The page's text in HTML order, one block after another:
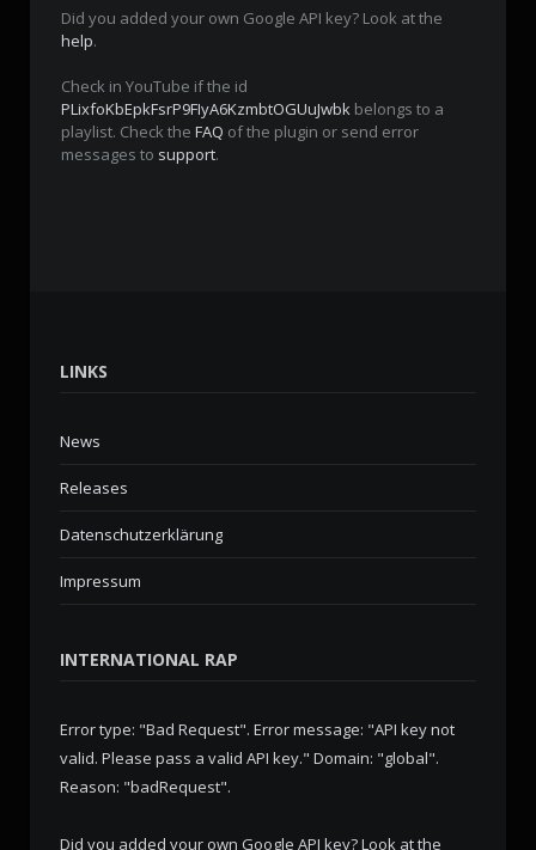
Did you added your own Google API key? Look at the
help.
Check in YouTube if the id
PLixfoKbEpkFsrP9FIyA6KzmbtOGUuJwbk belongs to a
playlist. Check the FAQ of the plugin or send error
messages to support.
LINKS
News
Releases
Datenschutzerklärung
Impressum
INTERNATIONAL RAP
Error type: "Bad Request". Error message: "API key not
valid. Please pass a valid API key." Domain: "global".
Reason: "badRequest".
Did you added your own Google API key? Look at the